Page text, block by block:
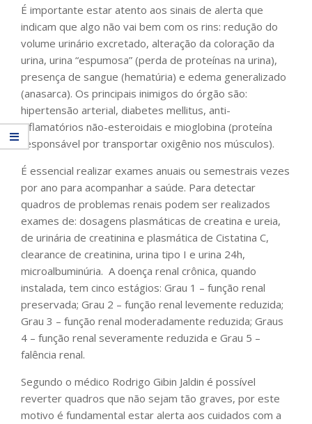
É importante estar atento aos sinais de alerta que
indicam que algo não vai bem com os rins: redução do
volume urinário excretado, ⁠alteração da coloração da
urina, ⁠urina “espumosa” (perda de proteínas na urina),
presença de sangue (hematúria) e ⁠edema generalizado
(anasarca). Os principais inimigos do órgão são:
hipertensão arterial, ⁠diabetes mellitus, ⁠anti-
inflamatórios não-esteroidais e ⁠mioglobina (proteína
responsável por transportar oxigênio nos músculos).
É essencial realizar exames anuais ou semestrais vezes
por ano para acompanhar a saúde. Para detectar
quadros de problemas renais podem ser realizados
exames de: dosagens plasmáticas de creatina e ureia,
de urinária de creatinina e plasmática de Cistatina C,
clearance de creatinina, ⁠urina tipo I e urina 24h,
⁠microalbuminúria. A doença renal crônica, quando
instalada, tem cinco estágios: Grau 1 – função renal
preservada; Grau 2 – função renal levemente reduzida;
Grau 3 – função renal moderadamente reduzida; Graus
4 – função renal severamente reduzida e Grau 5 –
falência renal.
Segundo o médico Rodrigo Gibin Jaldin é possível
reverter quadros que não sejam tão graves, por este
motivo é fundamental estar alerta aos cuidados com a